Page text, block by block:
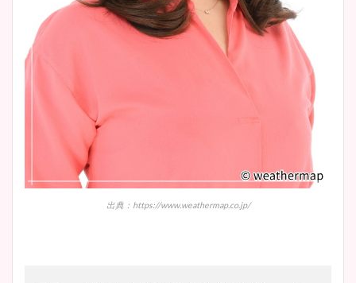
イエット方は？昔と現在を画
像比較！
豊島実季アナのカップ画像ま
とめ！美脚や水着姿に年齢も
出典：https://www.weathermap.co.jp/